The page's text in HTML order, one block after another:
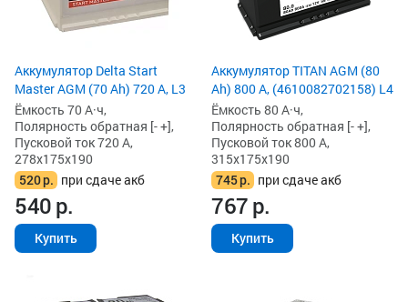
Аккумулятор Delta Start
Master AGM (70 Ah) 720 А, L3
Ёмкость 70 А·ч,
Полярность обратная [- +],
Пусковой ток 720 А,
278x175x190
520р. при сдаче акб
540р.
Купить
Аккумулятор TITAN AGM (80
Ah) 800 А, (4610082702158) L4
Ёмкость 80 А·ч,
Полярность обратная [- +],
Пусковой ток 800 А,
315x175x190
745р. при сдаче акб
767р.
Купить